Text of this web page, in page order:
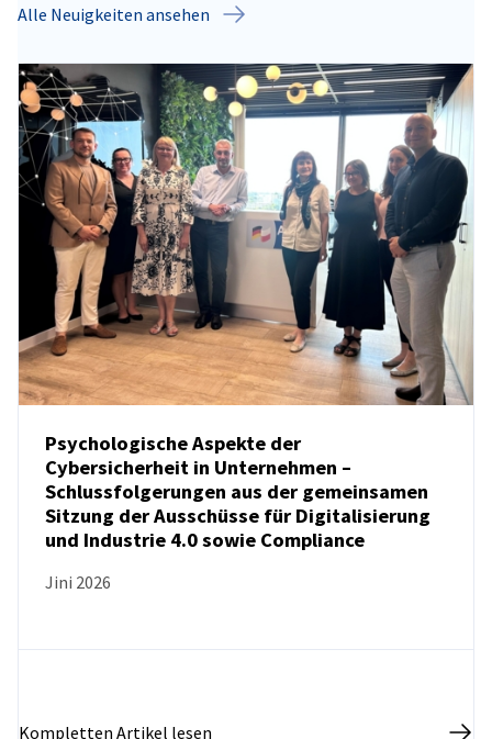
Alle Neuigkeiten ansehen
NEUIGKEITEN
Psychologische Aspekte der
Cybersicherheit in Unternehmen –
Schlussfolgerungen aus der gemeinsamen
Sitzung der Ausschüsse für Digitalisierung
und Industrie 4.0 sowie Compliance
Jini 2026
Kompletten Artikel lesen